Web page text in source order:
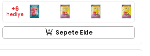
+6
hediye
Sepete Ekle